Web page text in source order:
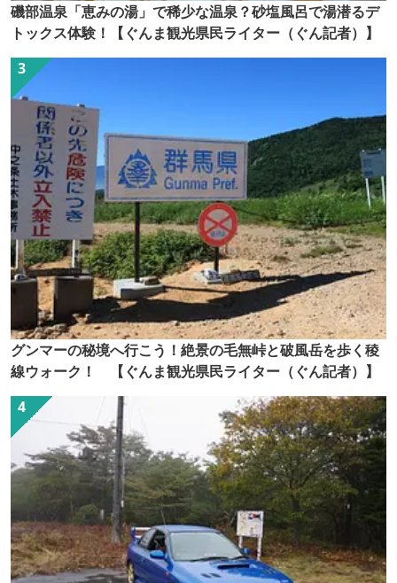
磯部温泉「恵みの湯」で稀少な温泉？砂塩風呂で湯潜るデ
トックス体験！【ぐんま観光県民ライター（ぐん記者）】
グンマーの秘境へ行こう！絶景の毛無峠と破風岳を歩く稜
線ウォーク！ 【ぐんま観光県民ライター（ぐん記者）】